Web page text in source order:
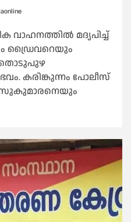
മദ്യപിച്ച്
തൊടുപുഴ
കരിങ്കുന്നം പോലീസ്